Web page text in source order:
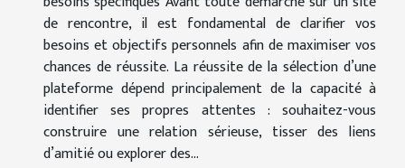
de rencontre, il est fondamental de clarifier vos
besoins et objectifs personnels afin de maximiser vos
chances de réussite. La réussite de la sélection d’une
plateforme dépend principalement de la capacité à
identifier ses propres attentes : souhaitez-vous
construire une relation sérieuse, tisser des liens
d’amitié ou explorer des...